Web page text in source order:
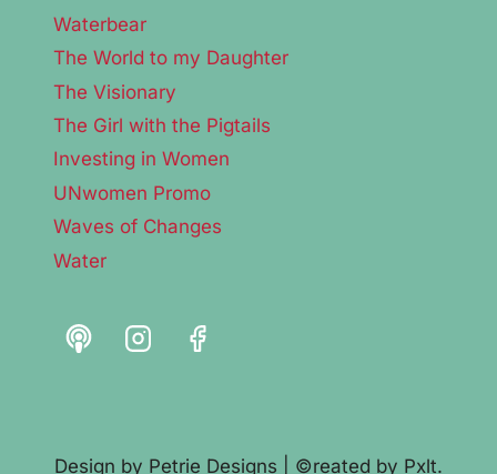
Waterbear
The World to my Daughter
The Visionary
The Girl with the Pigtails
Investing in Women
UNwomen Promo
Waves of Changes
Water
Design by Petrie Designs | ©reated by Pxlt.